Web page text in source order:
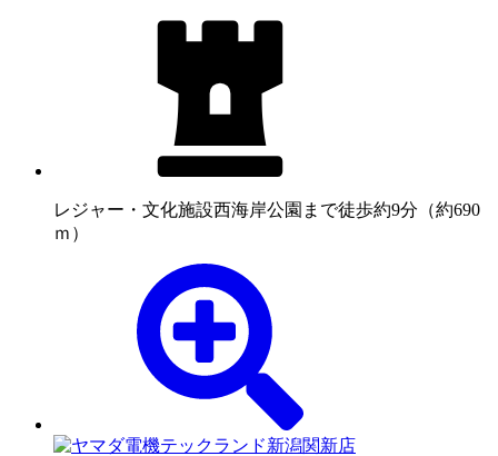
レジャー・文化施設西海岸公園まで徒歩約9分（約690
ｍ）